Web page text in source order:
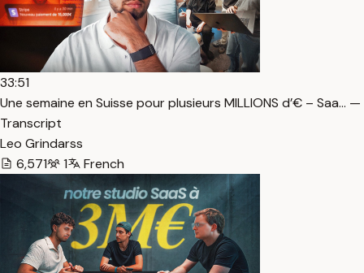
33:51
Une semaine en Suisse pour plusieurs MILLIONS d’€ – Saa… —
Transcript
Leo Grindarss
6,571
1 French